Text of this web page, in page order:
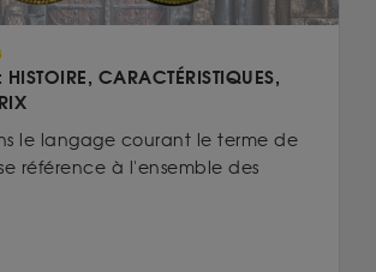
CARACTÉRISTIQUES,
le langage courant le terme de
référence à l'ensemble des